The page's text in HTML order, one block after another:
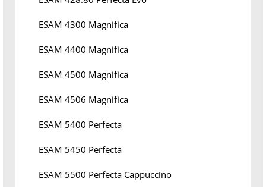
ESAM 4300 Magnifica
ESAM 4400 Magnifica
ESAM 4500 Magnifica
ESAM 4506 Magnifica
ESAM 5400 Perfecta
ESAM 5450 Perfecta
ESAM 5500 Perfecta Cappuccino